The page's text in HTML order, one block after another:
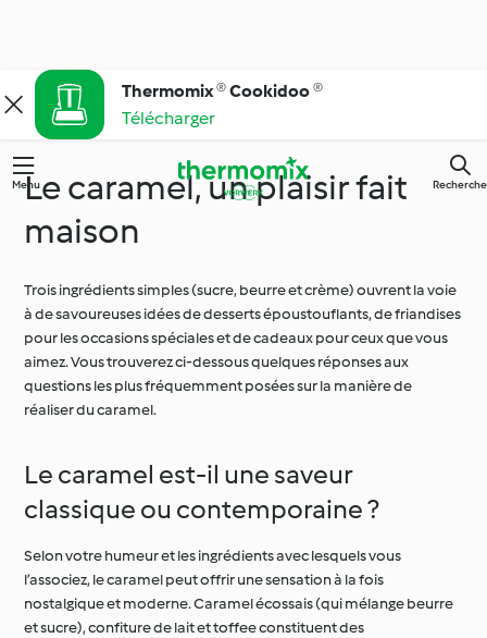
Thermomix ® Cookidoo ®
Télécharger
Menu Recherche
Le caramel, un plaisir fait
maison
Trois ingrédients simples (sucre, beurre et crème) ouvrent la voie
à de savoureuses idées de desserts époustouflants, de friandises
pour les occasions spéciales et de cadeaux pour ceux que vous
aimez. Vous trouverez ci-dessous quelques réponses aux
questions les plus fréquemment posées sur la manière de
réaliser du caramel.
Le caramel est-il une saveur
classique ou contemporaine ?
Selon votre humeur et les ingrédients avec lesquels vous
l’associez, le caramel peut offrir une sensation à la fois
nostalgique et moderne. Caramel écossais (qui mélange beurre
et sucre), confiture de lait et toffee constituent des